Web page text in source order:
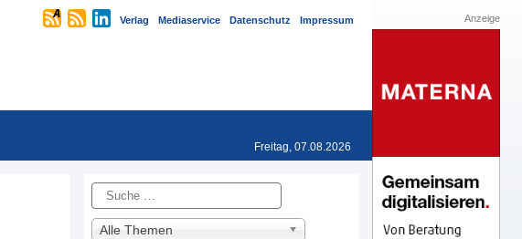
Verlag Mediaservice Datenschutz Impressum
Freitag, 07.08.2026
Suche
Alle Themen
Anzeige